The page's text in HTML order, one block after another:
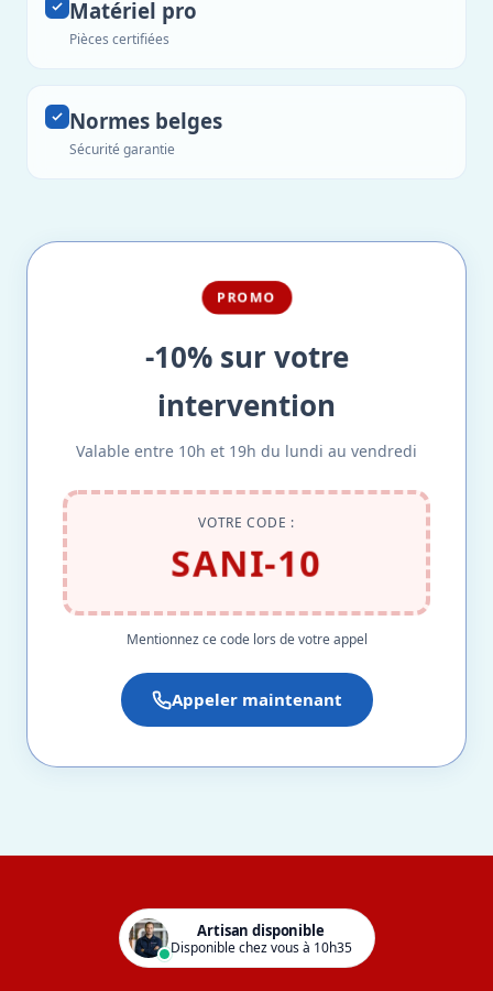
Matériel pro
Pièces certifiées
Normes belges
Sécurité garantie
PROMO
-10% sur votre
intervention
Valable entre 10h et 19h du lundi au vendredi
VOTRE CODE :
SANI-10
Mentionnez ce code lors de votre appel
Appeler maintenant
Artisan disponible
Disponible chez vous à 10h35